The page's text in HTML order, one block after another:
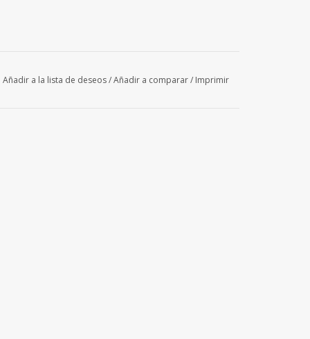
Añadir a la lista de deseos/Añadir a comparar/ Imprimir